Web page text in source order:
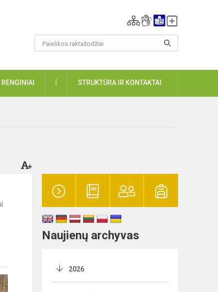
RENGINIAI DAUGIAUSTRUKTŪRA IR KONTAKTAI
Naujienų archyvas
2026